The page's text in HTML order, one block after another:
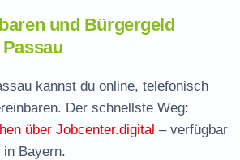
und Bürgergeld
kannst du online, telefonisch
Der schnellste Weg:
über Jobcenter.digital – verfügbar
Bayern.